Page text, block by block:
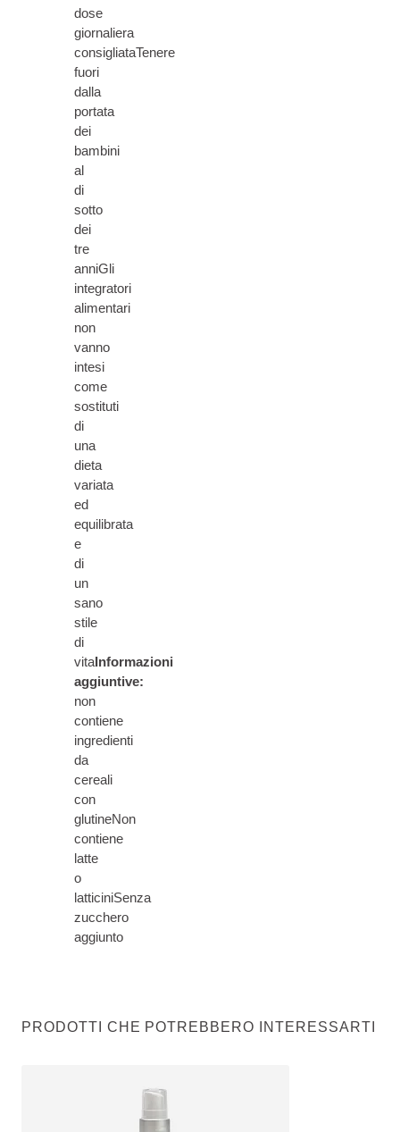
dose
giornaliera
consigliataTenere
fuori
dalla
portata
dei
bambini
al
di
sotto
dei
tre
anniGli
integratori
alimentari
non
vanno
intesi
come
sostituti
di
una
dieta
variata
ed
equilibrata
e
di
un
sano
stile
di
vitaInformazioni
aggiuntive:
non
contiene
ingredienti
da
cereali
con
glutineNon
contiene
latte
o
latticiniSenza
zucchero
aggiunto
PRODOTTI CHE POTREBBERO INTERESSARTI